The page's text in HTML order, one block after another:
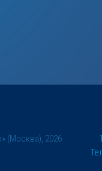
(Москва), 2026